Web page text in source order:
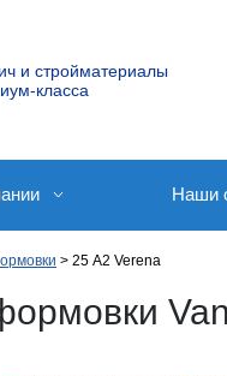
и стройматериалы
класса
Наши
25 A2 Verena